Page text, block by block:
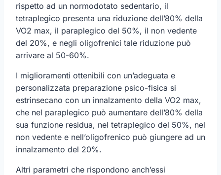
rispetto ad un normodotato sedentario, il
tetraplegico presenta una riduzione dell’80% della
VO2 max, il paraplegico del 50%, il non vedente
del 20%, e negli oligofrenici tale riduzione può
arrivare al 50-60%.
I miglioramenti ottenibili con un’adeguata e
personalizzata preparazione psico-fisica si
estrinsecano con un innalzamento della VO2 max,
che nel paraplegico può aumentare dell’80% della
sua funzione residua, nel tetraplegico del 50%, nel
non vedente e nell’oligofrenico può giungere ad un
innalzamento del 20%.
Altri parametri che rispondono anch’essi